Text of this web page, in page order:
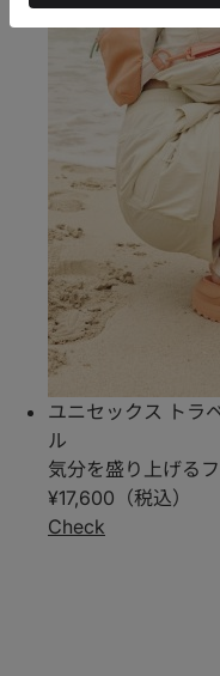
ユニセックス トラ
ル
気分を盛り上げる
¥17,600（税込）
Check